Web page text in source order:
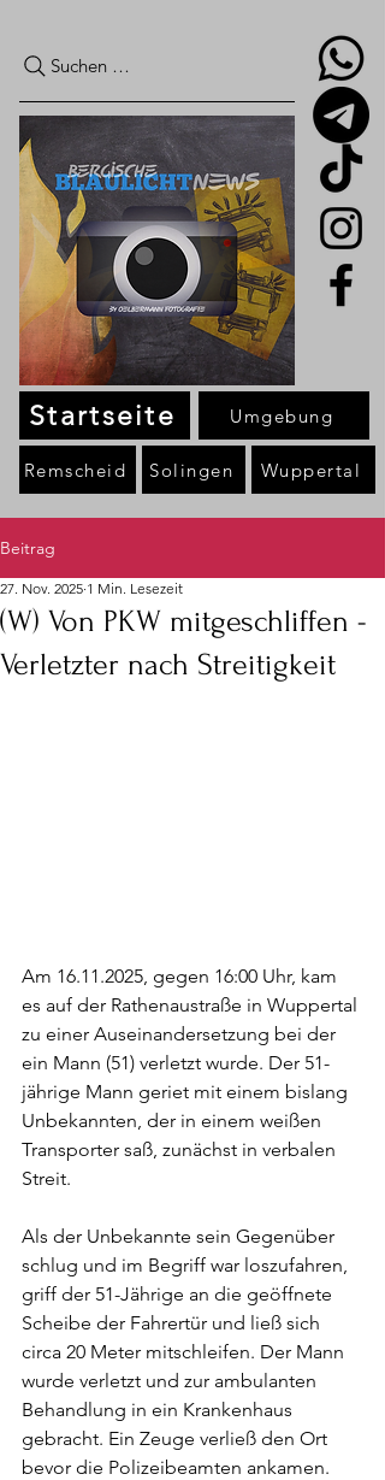
Suchen …
Startseite
Remscheid Solingen Wuppertal
Umgebung
Beitrag
(W) Von PKW mitgeschliffen -
Verletzter nach Streitigkeit
27. Nov. 2025 1 Min. Lesezeit
Am 16.11.2025, gegen 16:00 Uhr, kam
es auf der Rathenaustraße in Wuppertal
zu einer Auseinandersetzung bei der
ein Mann (51) verletzt wurde. Der 51-
jährige Mann geriet mit einem bislang
Unbekannten, der in einem weißen
Transporter saß, zunächst in verbalen
Streit.
Als der Unbekannte sein Gegenüber
schlug und im Begriff war loszufahren,
griff der 51-Jährige an die geöffnete
Scheibe der Fahrertür und ließ sich
circa 20 Meter mitschleifen. Der Mann
wurde verletzt und zur ambulanten
Behandlung in ein Krankenhaus
gebracht. Ein Zeuge verließ den Ort
bevor die Polizeibeamten ankamen.